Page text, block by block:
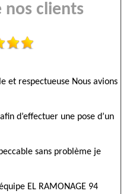
nos clients
et respectueuse Nous avions
d’effectuer une pose d’un
sans problème je
EL RAMONAGE 94